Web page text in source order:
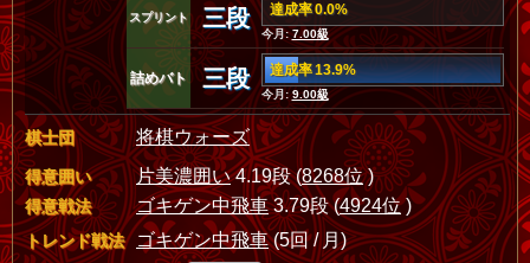
スプリント 三段 達成率 0.0%
今月:7.00級
詰めバト 三段 達成率 13.9%
今月:9.00級
棋士団 将棋ウォーズ
得意囲い 片美濃囲い4.19段 (8268位)
得意戦法 ゴキゲン中飛車3.79段 (4924位)
トレンド戦法 ゴキゲン中飛車(5回 / 月)